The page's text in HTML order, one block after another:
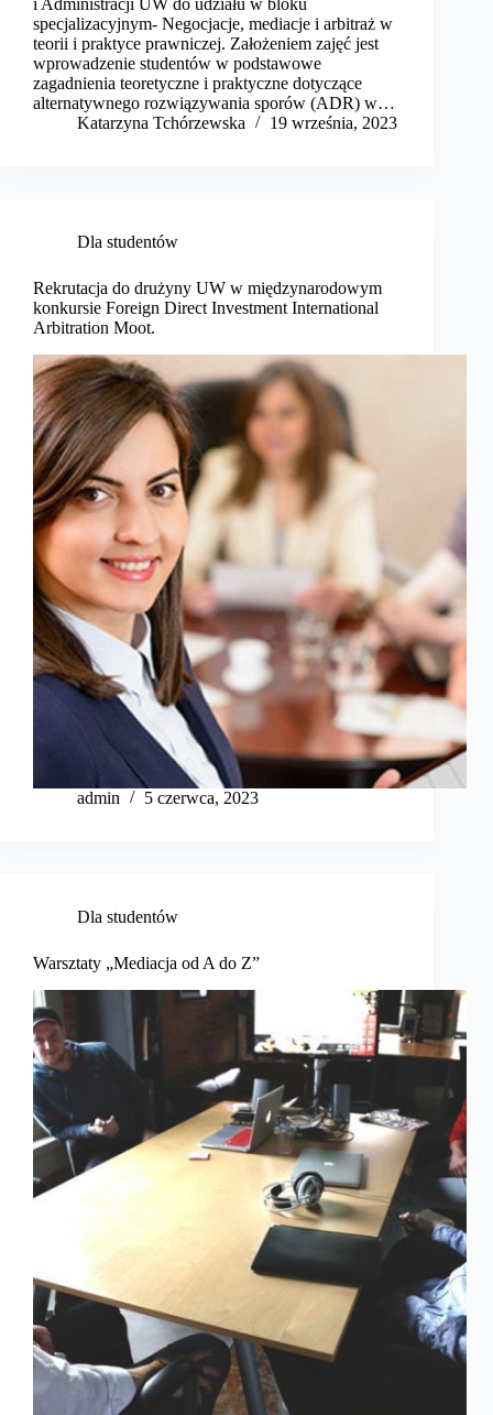
i Administracji UW do udziału w bloku
specjalizacyjnym- Negocjacje, mediacje i arbitraż w
teorii i praktyce prawniczej. Założeniem zajęć jest
wprowadzenie studentów w podstawowe
zagadnienia teoretyczne i praktyczne dotyczące
alternatywnego rozwiązywania sporów (ADR) w…
Katarzyna Tchórzewska
19 września, 2023
Dla studentów
Rekrutacja do drużyny UW w międzynarodowym
konkursie Foreign Direct Investment International
Arbitration Moot.
admin 5 czerwca, 2023
Dla studentów
Warsztaty „Mediacja od A do Z”